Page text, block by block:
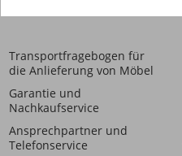
Transportfragebogen für
die Anlieferung von Möbel
Garantie und
Nachkaufservice
Ansprechpartner und
Telefonservice